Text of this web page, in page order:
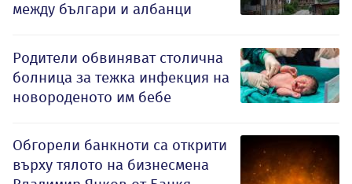
между българи и албанци
Родители обвиняват столична
болница за тежка инфекция на
новороденото им бебе
Обгорели банкноти са открити
върху тялото на бизнесмена